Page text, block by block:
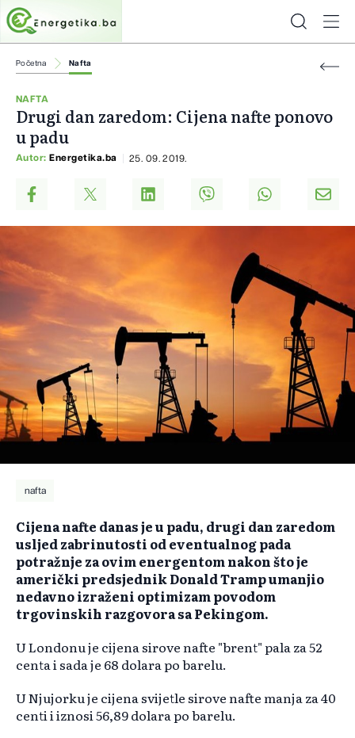
Početna Nafta
NAFTA
Drugi dan zaredom: Cijena nafte ponovo
u padu
Autor: Energetika.ba 25. 09. 2019.
nafta
Cijena nafte danas je u padu, drugi dan zaredom
usljed zabrinutosti od eventualnog pada
potražnje za ovim energentom nakon što je
američki predsjednik Donald Tramp umanjio
nedavno izraženi optimizam povodom
trgovinskih razgovora sa Pekingom.
U Londonu je cijena sirove nafte "brent" pala za 52
centa i sada je 68 dolara po barelu.
U Njujorku je cijena svijetle sirove nafte manja za 40
centi i iznosi 56,89 dolara po barelu.